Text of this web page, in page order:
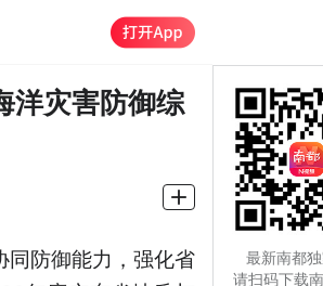
洋灾害防御综
同防御能力，强化省
最新南都
请扫码下载